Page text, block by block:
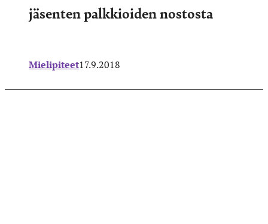
jäsenten palkkioiden nostosta
Mielipiteet17.9.2018